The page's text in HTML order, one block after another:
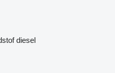
diesel